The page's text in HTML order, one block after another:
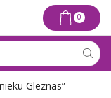
0
Gleznas”